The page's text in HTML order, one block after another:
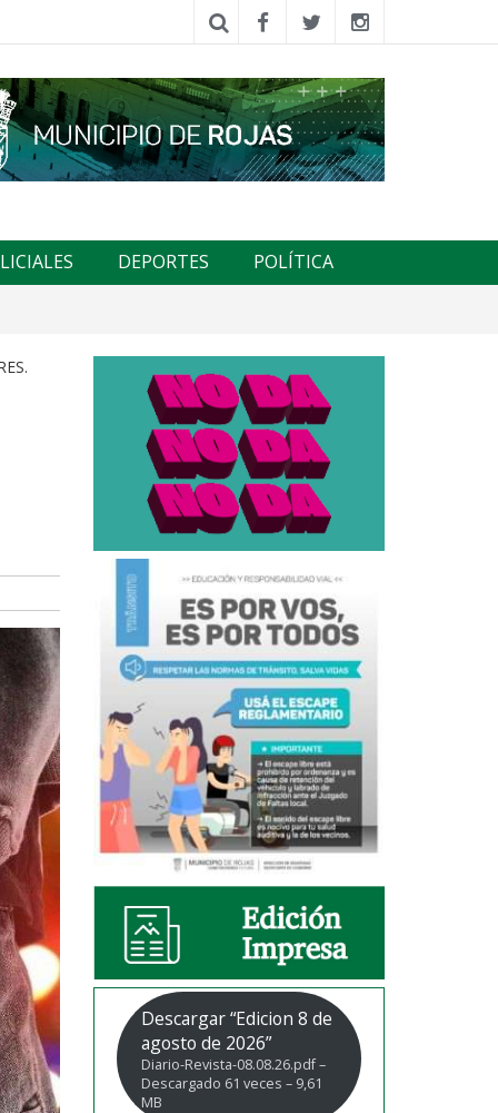
DEPORTES POLÍTICA
Descargar “Edicion 8 de
agosto de 2026”
Diario-Revista-08.08.26.pdf –
Descargado 61 veces – 9,61
MB